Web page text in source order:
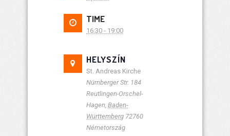
TIME
16:30 - 19:00
HELYSZÍN
St. Andreas Kirche
Nürnberger Str. 184
Reutlingen-Orschel-
Hagen Baden-
Württemberg 72760
Németország